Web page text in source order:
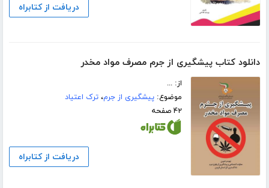
دریافت از کتابراه
دانلود کتاب پیشگیری از جرم مصرف مواد مخدر
از: ...
موضوع:پیشگیری از جرم،ترک اعتیاد
۴۲ صفحه
دریافت از کتابراه